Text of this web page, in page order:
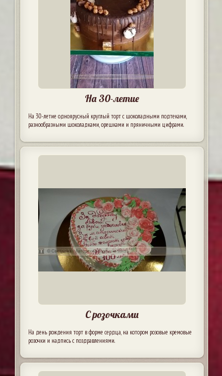
На 30-летие
На 30-летие одноярусный круглый торт с шоколадными подтеками,
разнообразными шоколадками, орешками и пряничными цифрами.
С розочками
На день рождения торт в форме сердца, на котором розовые кремовые
розочки и надпись с поздравлениями.